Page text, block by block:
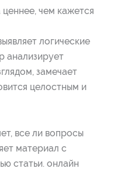
чем кажется
логические
анализирует
замечает
целостным и
все ли вопросы
материал с
статьи. онлайн